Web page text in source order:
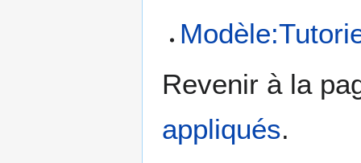
Revenir à la
appliqués.